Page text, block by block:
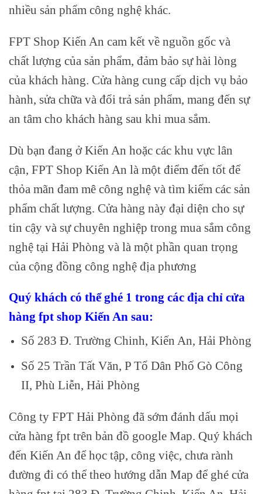
nhiều sản phẩm công nghệ khác.
FPT Shop Kiến An cam kết về nguồn gốc và
chất lượng của sản phẩm, đảm bảo sự hài lòng
của khách hàng. Cửa hàng cung cấp dịch vụ bảo
hành, sửa chữa và đổi trả sản phẩm, mang đến sự
an tâm cho khách hàng sau khi mua sắm.
Dù bạn đang ở Kiến An hoặc các khu vực lân
cận, FPT Shop Kiến An là một điểm đến tốt để
thỏa mãn đam mê công nghệ và tìm kiếm các sản
phẩm chất lượng. Cửa hàng này đại diện cho sự
tin cậy và sự chuyên nghiệp trong mua sắm công
nghệ tại Hải Phòng và là một phần quan trọng
của cộng đồng công nghệ địa phương
Quý khách có thể ghé 1 trong các địa chỉ cửa
hàng fpt shop Kiến An sau:
Số 283 Đ. Trường Chinh, Kiến An, Hải Phòng
Số 25 Trần Tất Văn, P Tổ Dân Phố Gò Công
II, Phù Liễn, Hải Phòng
Công ty FPT Hải Phòng đã sớm đánh dấu mọi
cửa hàng fpt trên bản đồ google Map. Quý khách
đến Kiến An để học tập, công việc, chưa rành
đường đi có thể theo hướng dẫn Map để ghé cửa